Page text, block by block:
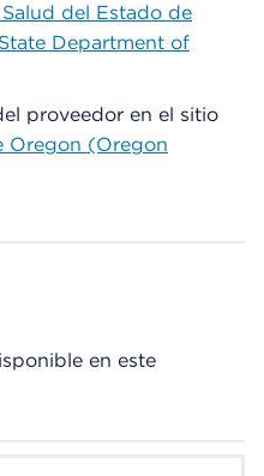
del Estado de
Department of
proveedor en el sitio
Oregon (Oregon
en este